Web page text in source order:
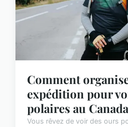
Comment
expédition pour
polaires au
Vous rêvez de voir des ours